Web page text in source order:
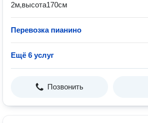
2м,высота170см
Перевозка пианино
Ещё 6 услуг
Позвонить